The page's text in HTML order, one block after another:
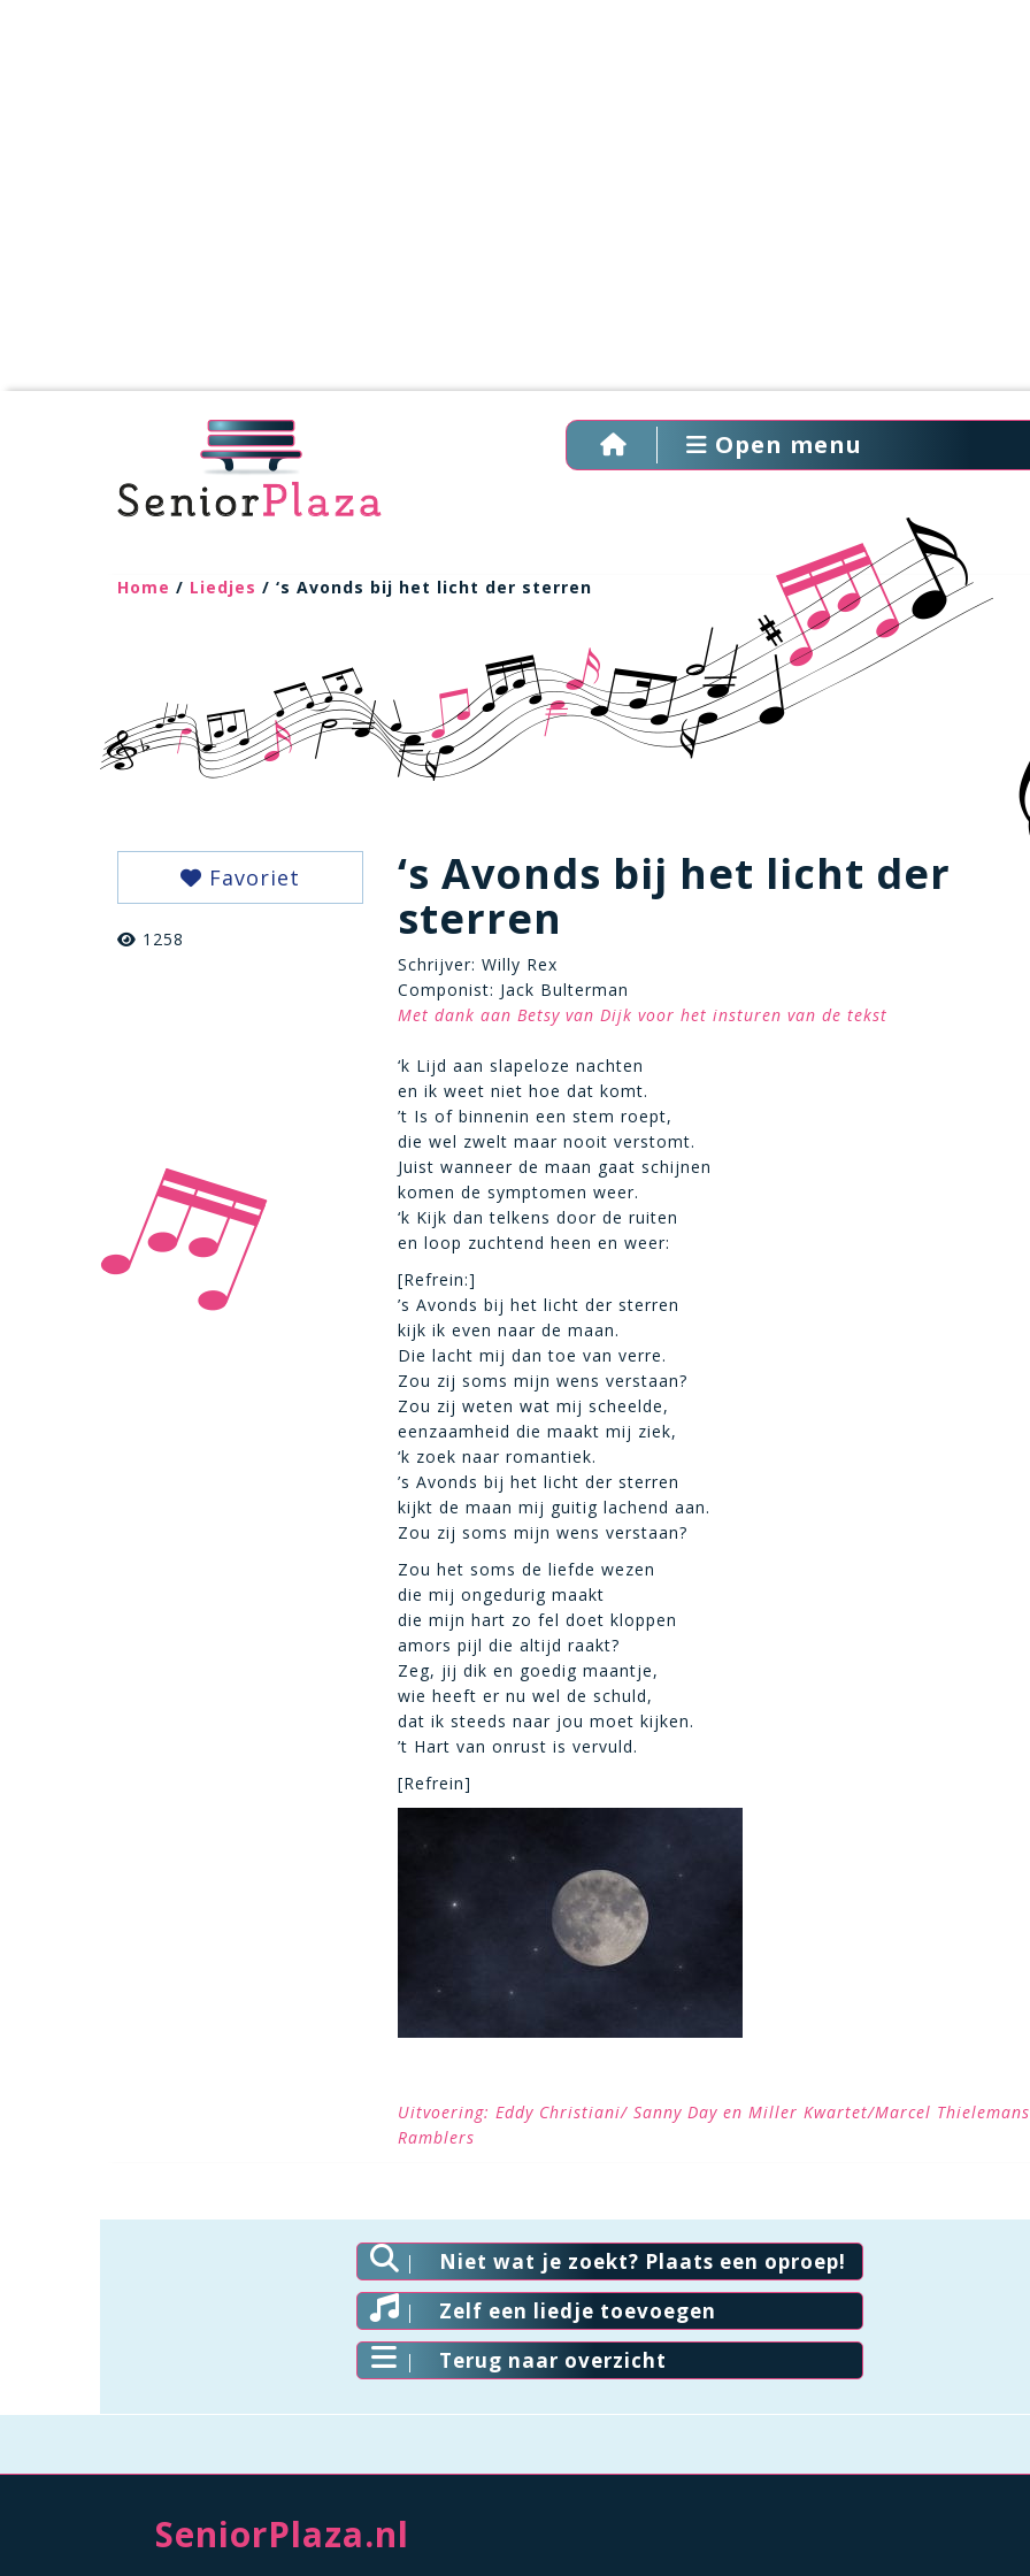
Open menu
Home / Liedjes / ‘s Avonds bij het licht der sterren
Favoriet
1258
‘s Avonds bij het licht der
sterren
Schrijver: Willy Rex
Componist: Jack Bulterman
Met dank aan Betsy van Dijk voor het insturen van de tekst
‘k Lijd aan slapeloze nachten
en ik weet niet hoe dat komt.
’t Is of binnenin een stem roept,
die wel zwelt maar nooit verstomt.
Juist wanneer de maan gaat schijnen
komen de symptomen weer.
‘k Kijk dan telkens door de ruiten
en loop zuchtend heen en weer:
[Refrein:]
’s Avonds bij het licht der sterren
kijk ik even naar de maan.
Die lacht mij dan toe van verre.
Zou zij soms mijn wens verstaan?
Zou zij weten wat mij scheelde,
eenzaamheid die maakt mij ziek,
‘k zoek naar romantiek.
’s Avonds bij het licht der sterren
kijkt de maan mij guitig lachend aan.
Zou zij soms mijn wens verstaan?
Zou het soms de liefde wezen
die mij ongedurig maakt
die mijn hart zo fel doet kloppen
amors pijl die altijd raakt?
Zeg, jij dik en goedig maantje,
wie heeft er nu wel de schuld,
dat ik steeds naar jou moet kijken.
’t Hart van onrust is vervuld.
[Refrein]
Uitvoering: Eddy Christiani/ Sanny Day en Miller Kwartet/Marcel
Ramblers
Niet wat je zoekt? Plaats een oproep!
Zelf een liedje toevoegen
Terug naar overzicht
SeniorPlaza.nl